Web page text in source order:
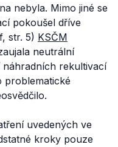
nebyla. Mimo jiné se
pokoušel dříve
str. 5) KSČM
neutrální
rekultivací
problematické
uvedených ve
kroky pouze